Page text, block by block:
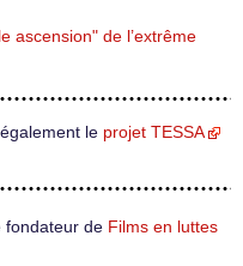
ascension" de l’extrême
le projet TESSA
fondateur de Films en luttes